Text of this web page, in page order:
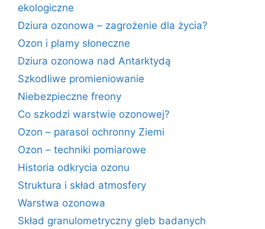
ekologiczne
Dziura ozonowa – zagrożenie dla życia?
Ozon i plamy słoneczne
Dziura ozonowa nad Antarktydą
Szkodliwe promieniowanie
Niebezpieczne freony
Co szkodzi warstwie ozonowej?
Ozon – parasol ochronny Ziemi
Ozon – techniki pomiarowe
Historia odkrycia ozonu
Struktura i skład atmosfery
Warstwa ozonowa
Skład granulometryczny gleb badanych